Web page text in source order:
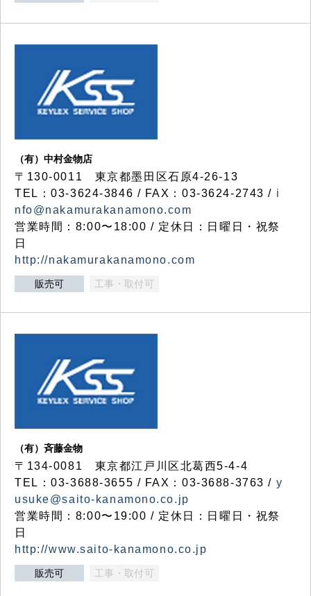
（有）中村金物店
〒130-0011 東京都墨田区石原4-26-13
TEL：03-3624-3846 / FAX：03-3624-2743 / i
nfo@nakamurakanamono.com
営業時間：8:00〜18:00 / 定休日：日曜日・祝祭
日
http://nakamurakanamono.com
販売可 工事・取付可
（有）斉藤金物
〒134-0081 東京都江戸川区北葛西5-4-4
TEL：03-3688-3655 / FAX：03-3688-3763 / y
usuke@saito-kanamono.co.jp
営業時間：8:00〜19:00 / 定休日：日曜日・祝祭
日
http://www.saito-kanamono.co.jp
販売可 工事・取付可